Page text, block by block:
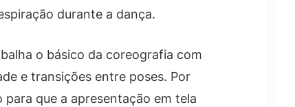
durante a dança.
o básico da coreografia com
e transições entre poses. Por
que a apresentação em tela